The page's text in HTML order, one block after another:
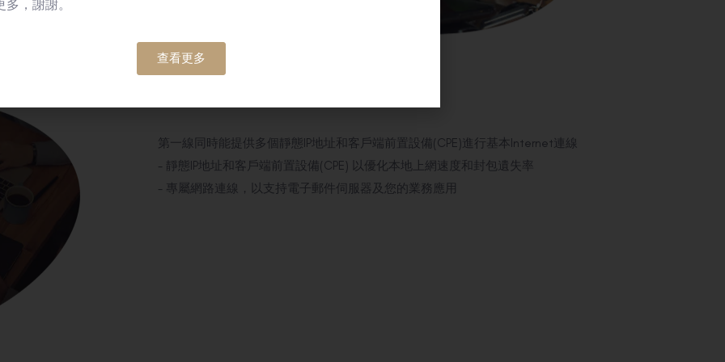
第一線同時能提供多個靜態IP地址和客戶端前置設備(CPE)進行基本Internet連線
- 靜態IP地址和客戶端前置設備(CPE) 以優化本地上網速度和封包遺失率
- 專屬網路連線，以支持電子郵件伺服器及您的業務應用
，謝謝。
查看更多